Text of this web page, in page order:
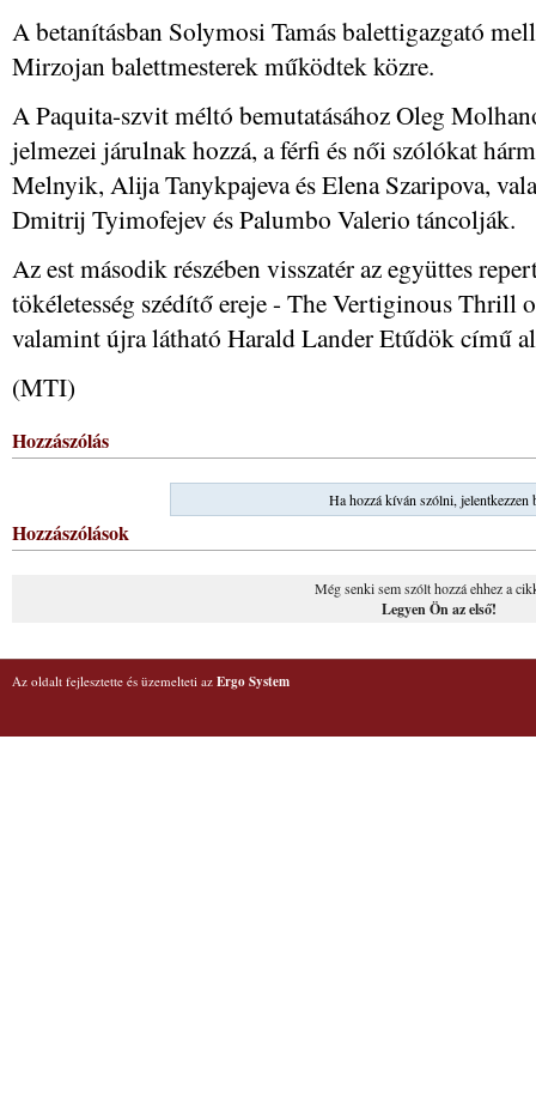
A betanításban Solymosi Tamás balettigazgató
Mirzojan balettmesterek működtek közre.
A Paquita-szvit méltó bemutatásához Oleg
jelmezei járulnak hozzá, a férfi és női szólókat
Melnyik, Alija Tanykpajeva és Elena Szaripova,
Dmitrij Tyimofejev és Palumbo Valerio táncolják.
Az est második részében visszatér az együttes
tökéletesség szédítő ereje - The Vertiginous Thrill
valamint újra látható Harald Lander Etűdök című
(MTI)
Hozzászólás
Ha hozzá kíván szólni, jelentkezzen
Hozzászólások
Még senki sem szólt hozzá ehhez a
Legyen Ön az első!
Az oldalt fejlesztette és üzemelteti az Ergo System